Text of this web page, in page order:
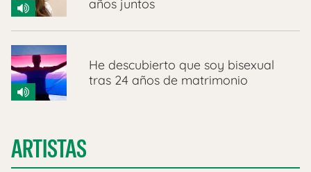
años juntos
He descubierto que soy bisexual
tras 24 años de matrimonio
ARTISTAS